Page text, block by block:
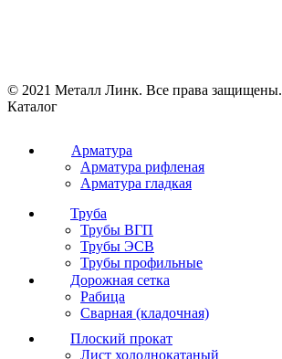
© 2021 Металл Линк. Все права защищены.
Каталог
Арматура
Арматура рифленая
Арматура гладкая
Труба
Трубы ВГП
Трубы ЭСВ
Трубы профильные
Дорожная сетка
Рабица
Сварная (кладочная)
Плоский прокат
Лист холоднокатаный